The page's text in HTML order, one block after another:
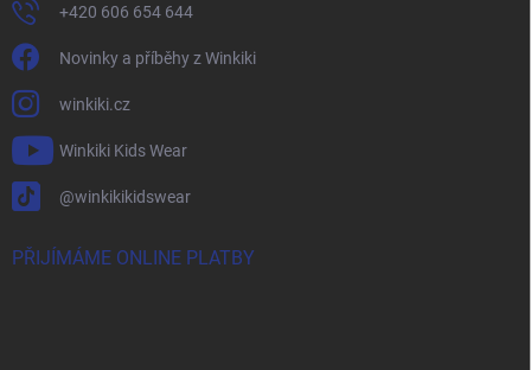
+420 606 654 644
Novinky a příběhy z Winkiki
winkiki.cz
Winkiki Kids Wear
@winkikikidswear
PŘIJÍMÁME ONLINE PLATBY